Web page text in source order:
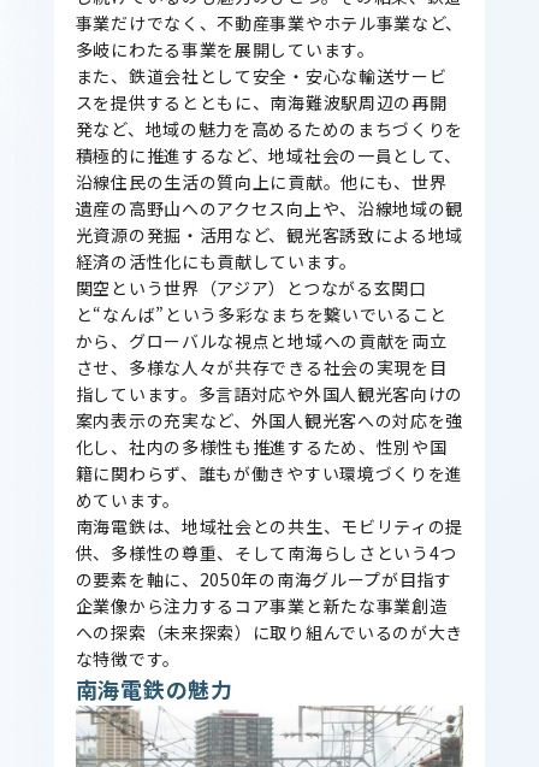
事業だけでなく、不動産事業やホテル事業など、
多岐にわたる事業を展開しています。
また、鉄道会社として安全・安心な輸送サービ
スを提供するとともに、南海難波駅周辺の再開
発など、地域の魅力を高めるためのまちづくりを
積極的に推進するなど、地域社会の一員として、
沿線住民の生活の質向上に貢献。他にも、世界
遺産の高野山へのアクセス向上や、沿線地域の観
光資源の発掘・活用など、観光客誘致による地域
経済の活性化にも貢献しています。
関空という世界（アジア）とつながる玄関口
と“なんば”という多彩なまちを繋いでいること
から、グローバルな視点と地域への貢献を両立
させ、多様な人々が共存できる社会の実現を目
指しています。多言語対応や外国人観光客向けの
案内表示の充実など、外国人観光客への対応を強
化し、社内の多様性も推進するため、性別や国
籍に関わらず、誰もが働きやすい環境づくりを進
めています。
南海電鉄は、地域社会との共生、モビリティの提
供、多様性の尊重、そして南海らしさという4つ
の要素を軸に、2050年の南海グループが目指す
企業像から注力するコア事業と新たな事業創造
への探索（未来探索）に取り組んでいるのが大き
な特徴です。
南海電鉄の魅力